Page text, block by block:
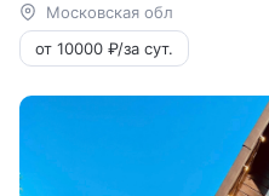
Московская обл
от 10000 ₽/за сут.